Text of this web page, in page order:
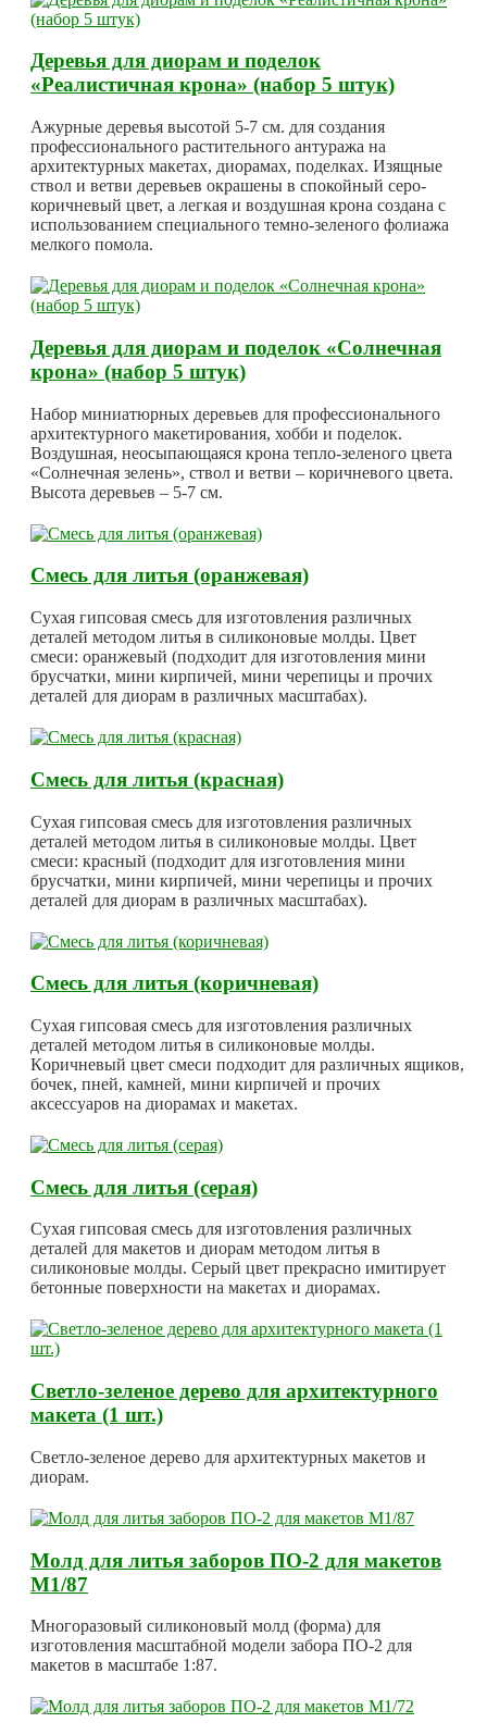
Деревья для диорам и поделок
«Реалистичная крона» (набор 5 штук)
Ажурные деревья высотой 5-7 см. для создания
профессионального растительного антуража на
архитектурных макетах, диорамах, поделках. Изящные
ствол и ветви деревьев окрашены в спокойный серо-
коричневый цвет, а легкая и воздушная крона создана с
использованием специального темно-зеленого фолиажа
мелкого помола.
Деревья для диорам и поделок «Солнечная
крона» (набор 5 штук)
Набор миниатюрных деревьев для профессионального
архитектурного макетирования, хобби и поделок.
Воздушная, неосыпающаяся крона тепло-зеленого цвета
«Солнечная зелень», ствол и ветви – коричневого цвета.
Высота деревьев – 5-7 см.
Смесь для литья (оранжевая)
Сухая гипсовая смесь для изготовления различных
деталей методом литья в силиконовые молды. Цвет
смеси: оранжевый (подходит для изготовления мини
брусчатки, мини кирпичей, мини черепицы и прочих
деталей для диорам в различных масштабах).
Смесь для литья (красная)
Сухая гипсовая смесь для изготовления различных
деталей методом литья в силиконовые молды. Цвет
смеси: красный (подходит для изготовления мини
брусчатки, мини кирпичей, мини черепицы и прочих
деталей для диорам в различных масштабах).
Смесь для литья (коричневая)
Сухая гипсовая смесь для изготовления различных
деталей методом литья в силиконовые молды.
Коричневый цвет смеси подходит для различных ящиков,
бочек, пней, камней, мини кирпичей и прочих
аксессуаров на диорамах и макетах.
Смесь для литья (серая)
Сухая гипсовая смесь для изготовления различных
деталей для макетов и диорам методом литья в
силиконовые молды. Серый цвет прекрасно имитирует
бетонные поверхности на макетах и диорамах.
Светло-зеленое дерево для архитектурного
макета (1 шт.)
Светло-зеленое дерево для архитектурных макетов и
диорам.
Молд для литья заборов ПО-2 для макетов
М1/87
Многоразовый силиконовый молд (форма) для
изготовления масштабной модели забора ПО-2 для
макетов в масштабе 1:87.